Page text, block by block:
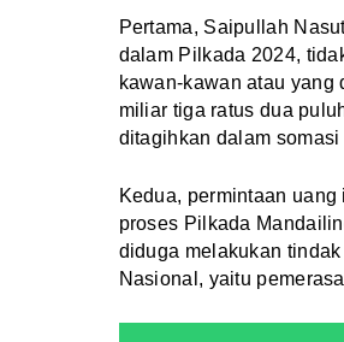
Pertama, Saipullah
dalam Pilkada 2024,
kawan-kawan atau
miliar tiga ratus dua
ditagihkan dalam
Kedua, permintaan
proses Pilkada
diduga melakukan
Nasional, yaitu